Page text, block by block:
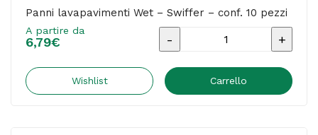
Panni lavapavimenti Wet – Swiffer – conf. 10 pezzi
A partire da
6,79€
Panni
Wet
Wishlist Carrello